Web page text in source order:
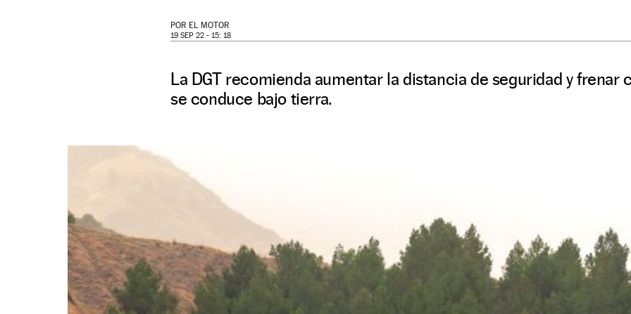
POR EL MOTOR
19 SEP 22 - 15: 18
La DGT recomienda aumentar la distancia de seguridad y frenar
se conduce bajo tierra.